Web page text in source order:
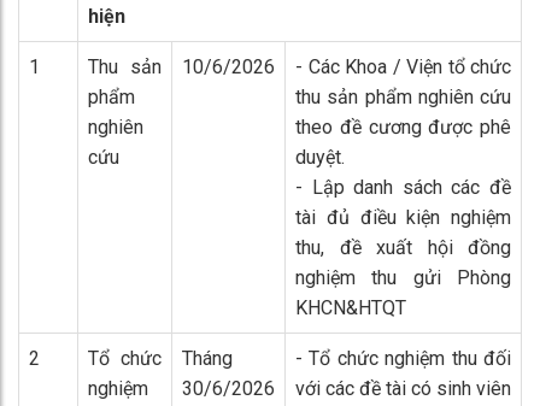
hiện
1
Thu sản
phẩm
nghiên
cứu
10/6/2026
- Các Khoa / Viện tổ chức
thu sản phẩm nghiên cứu
theo đề cương được phê
duyệt.
- Lập danh sách các đề
tài đủ điều kiện nghiệm
thu, đề xuất hội đồng
nghiệm thu gửi Phòng
KHCN&HTQT
2
Tổ chức
nghiệm
Tháng
30/6/2026
- Tổ chức nghiệm thu đối
với các đề tài có sinh viên